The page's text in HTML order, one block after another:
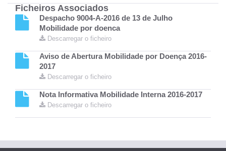
Ficheiros Associados
Despacho 9004-A-2016 de 13 de Julho
Mobilidade por doenca
Descarregar o ficheiro
Aviso de Abertura Mobilidade por Doença 2016-
2017
Descarregar o ficheiro
Nota Informativa Mobilidade Interna 2016-2017
Descarregar o ficheiro